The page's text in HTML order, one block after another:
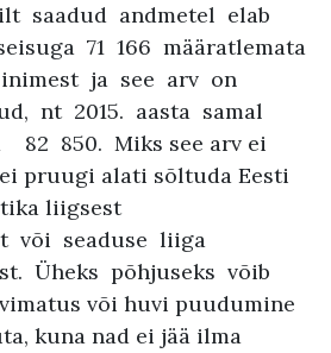
saadud andmetel elab
71 166 määratlemata
inimest ja see arv on
nt 2015. aasta samal
850. Miks see arv ei
pruugi alati sõltuda Eesti
liigsest
või seaduse liiga
Üheks põhjuseks võib
või huvi puudumine
kuna nad ei jää ilma